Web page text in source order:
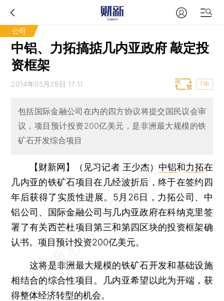
公司
中铝、力拓搞掂几内亚政府 敲定投
资框架
2014年05月29日 17:11 T中
包括国际金融公司在内的四方协议将提交国民议会审
议，项目预计投资200亿美元，是非洲最大规模的铁
矿石开发综合项目
【财新网】（见习记者 王少杰） 中铝和力拓在
几内亚的铁矿石项目在几经波折后，终于在签约四
年后获得了实质性进展。5月26日，力拓公司、中
铝公司、国际金融公司与几内亚政府在科纳克里签
署了有关西芒杜项目第三和第四区块的投资框架确
认书。项目预计投资200亿美元。
这将是非洲最大规模的铁矿石开发和基础设施
相结合的综合性项目。几内亚希望以此为开端，获
得整体经济转型的机会。